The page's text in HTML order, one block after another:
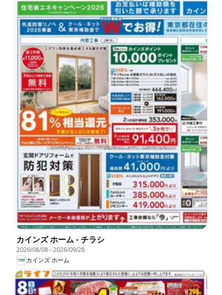
カインズ ホーム - チラシ
2026/08/08-2026/09/28
カインズ ホーム